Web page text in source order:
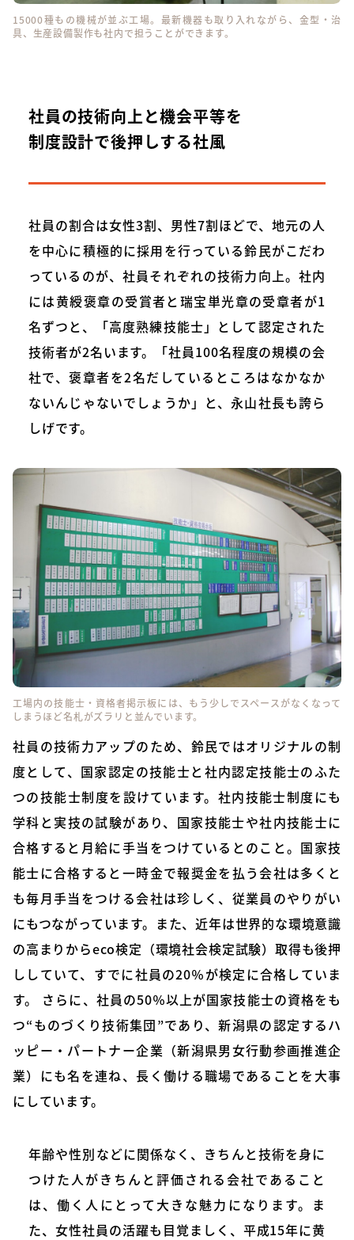
15000種もの機械が並ぶ工場。最新機器も取り入れながら、金型・治
具、生産設備製作も社内で担うことができます。
社員の技術向上と機会平等を
制度設計で後押しする社風
社員の割合は女性3割、男性7割ほどで、地元の人
を中心に積極的に採用を行っている鈴民がこだわ
っているのが、社員それぞれの技術力向上。社内
には黄綬褒章の受賞者と瑞宝単光章の受章者が1
名ずつと、「高度熟練技能士」として認定された
技術者が2名います。「社員100名程度の規模の会
社で、褒章者を2名だしているところはなかなか
ないんじゃないでしょうか」と、永山社長も誇ら
しげです。
工場内の技能士・資格者掲示板には、もう少しでスペースがなくなって
しまうほど名札がズラリと並んでいます。
社員の技術力アップのため、鈴民ではオリジナルの制
度として、国家認定の技能士と社内認定技能士のふた
つの技能士制度を設けています。社内技能士制度にも
学科と実技の試験があり、国家技能士や社内技能士に
合格すると月給に手当をつけているとのこと。国家技
能士に合格すると一時金で報奨金を払う会社は多くと
も毎月手当をつける会社は珍しく、従業員のやりがい
にもつながっています。また、近年は世界的な環境意識
の高まりからeco検定（環境社会検定試験）取得も後押
ししていて、すでに社員の20％が検定に合格していま
す。 さらに、社員の50％以上が国家技能士の資格をも
つ“ものづくり技術集団”であり、新潟県の認定するハ
ッピー・パートナー企業（新潟県男女行動参画推進企
業）にも名を連ね、長く働ける職場であることを大事
にしています。
年齢や性別などに関係なく、きちんと技術を身に
つけた人がきちんと評価される会社であること
は、働く人にとって大きな魅力になります。ま
た、女性社員の活躍も目覚ましく、平成15年に黄